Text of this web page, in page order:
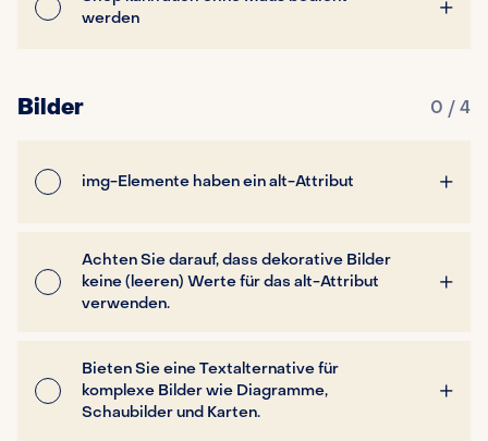
werden
Bilder 0 / 4
img-Elemente haben ein alt-Attribut
Achten Sie darauf, dass dekorative Bilder
keine (leeren) Werte für das alt-Attribut
verwenden.
Bieten Sie eine Textalternative für
komplexe Bilder wie Diagramme,
Schaubilder und Karten.